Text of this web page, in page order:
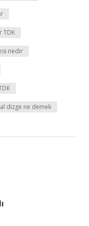
TDK
nedir
dizge ne demek